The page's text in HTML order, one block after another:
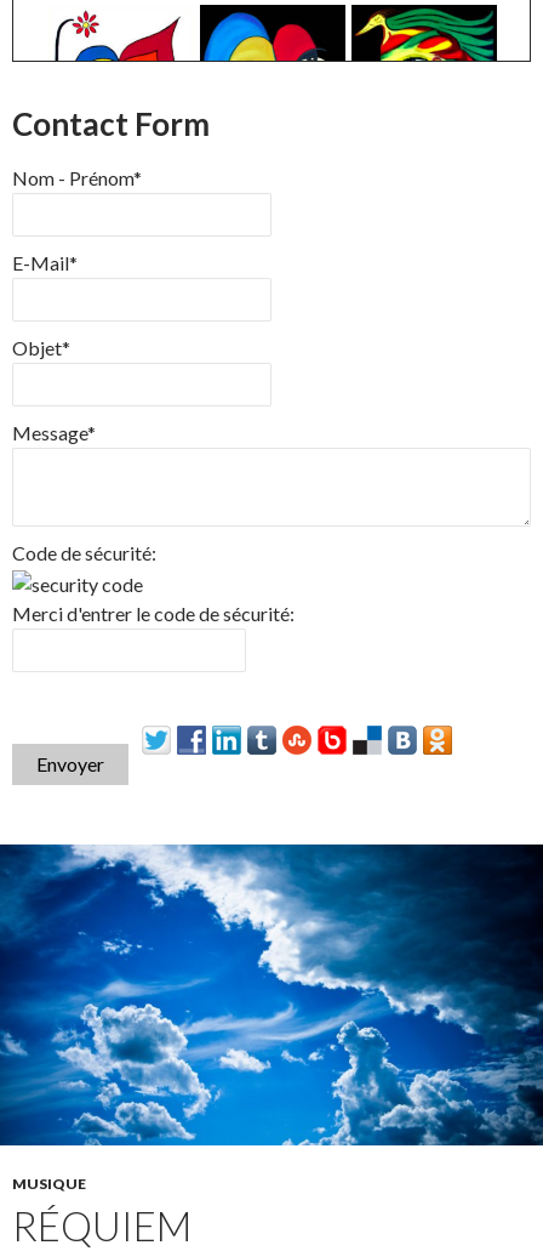
Contact Form
Nom - Prénom*
E-Mail*
Objet*
Message*
Code de sécurité:
Merci d'entrer le code de sécurité:
Envoyer
MUSIQUE
RÉQUIEM